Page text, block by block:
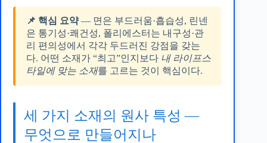
📌 핵심 요약— 면은 부드러움·흡습성, 린넨
은 통기성·쾌건성, 폴리에스터는 내구성·관
리 편의성에서 각각 두드러진 강점을 갖는
다. 어떤 소재가 “최고”인지보다 내 라이프스
타일에 맞는 소재를 고르는 것이 핵심이다.
세 가지 소재의 원사 특성 —
무엇으로 만들어지나